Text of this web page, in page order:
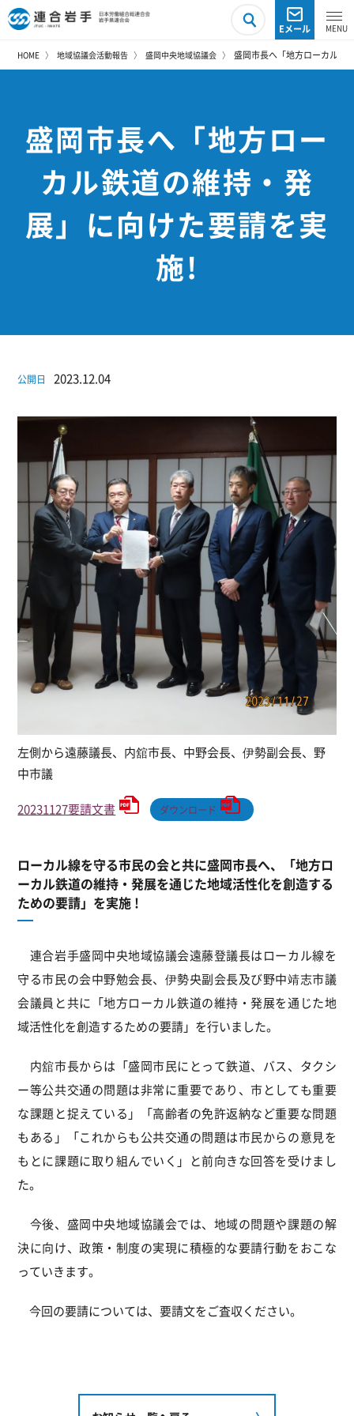
Eメール
HOME 地域協議会活動報告 盛岡中央地域協議会 盛岡市長へ「地方ローカル鉄
盛岡市長へ「地方ロー
カル鉄道の維持・発
展」に向けた要請を実
施!
公開日 2023.12.04
左側から遠藤議長、内舘市長、中野会長、伊勢副会長、野
中市議
20231127要請文書 ダウンロード
ローカル線を守る市民の会と共に盛岡市長へ、「地方ロ
ーカル鉄道の維持・発展を通じた地域活性化を創造する
ための要請」を実施 !
連合岩手盛岡中央地域協議会遠藤登議長はローカル線を
守る市民の会中野勉会長、伊勢央副会長及び野中靖志市議
会議員と共に「地方ローカル鉄道の維持・発展を通じた地
域活性化を創造するための要請」を行いました。
内舘市長からは「盛岡市民にとって鉄道、バス、タクシ
ー等公共交通の問題は非常に重要であり、市としても重要
な課題と捉えている」「高齢者の免許返納など重要な問題
もある」「これからも公共交通の問題は市民からの意見を
もとに課題に取り組んでいく」と前向きな回答を受けまし
た。
今後、盛岡中央地域協議会では、地域の問題や課題の解
決に向け、政策・制度の実現に積極的な要請行動をおこな
っていきます。
今回の要請については、要請文をご査収ください。